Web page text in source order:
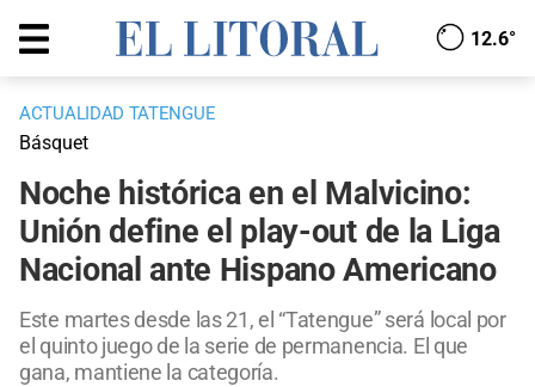
12.6°
ACTUALIDAD TATENGUE
Básquet
Noche histórica en el Malvicino:
Unión define el play-out de la Liga
Nacional ante Hispano Americano
Este martes desde las 21, el “Tatengue” será local por
el quinto juego de la serie de permanencia. El que
gana, mantiene la categoría.